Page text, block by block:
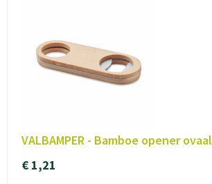
VALBAMPER - Bamboe opener ovaal
€ 1,21